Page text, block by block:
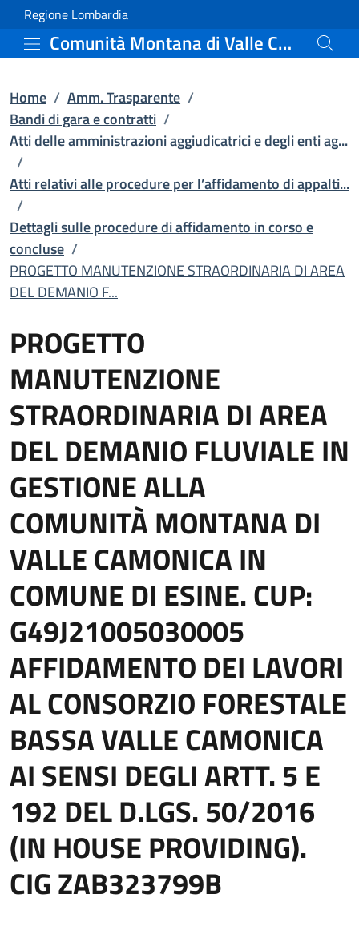
Vai al contenuto principale
PROGETTO
Regione Lombardia
Comunità Montana di Valle Camonica
Home / Amm. Trasparente /
Bandi di gara e contratti /
Atti delle amministrazioni aggiudicatrici e degli enti ag...
/
Atti relativi alle procedure per l’affidamento di appalti...
/
Dettagli sulle procedure di affidamento in corso e
concluse /
PROGETTO MANUTENZIONE STRAORDINARIA DI AREA
DEL DEMANIO F...
PROGETTO
MANUTENZIONE
STRAORDINARIA DI AREA
DEL DEMANIO FLUVIALE IN
GESTIONE ALLA
COMUNITÀ MONTANA DI
VALLE CAMONICA IN
COMUNE DI ESINE. CUP:
G49J21005030005
AFFIDAMENTO DEI LAVORI
AL CONSORZIO FORESTALE
BASSA VALLE CAMONICA
AI SENSI DEGLI ARTT. 5 E
192 DEL D.LGS. 50/2016
(IN HOUSE PROVIDING).
CIG ZAB323799B